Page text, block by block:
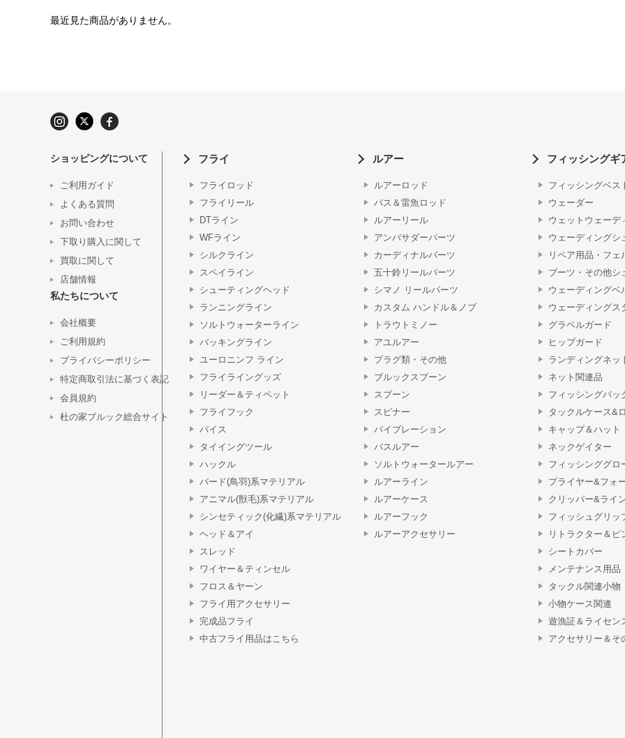
最近見た商品がありません。
ショッピングについて
ご利用ガイド
よくある質問
お問い合わせ
下取り購入に関して
買取に関して
店舗情報
私たちについて
会社概要
ご利用規約
プライバシーポリシー
特定商取引法に基づく表記
会員規約
杜の家ブルック総合サイト
フライ
フライロッド
フライリール
DTライン
WFライン
シルクライン
スペイライン
シューティングヘッド
ランニングライン
ソルトウォーターライン
バッキングライン
ユーロニンフ ライン
フライライングッズ
リーダー＆ティペット
フライフック
バイス
タイイングツール
ハックル
バード(鳥羽)系マテリアル
アニマル(獣毛)系マテリアル
シンセティック(化繊)系マテリアル
ヘッド＆アイ
スレッド
ワイヤー＆ティンセル
フロス＆ヤーン
フライ用アクセサリー
完成品フライ
中古フライ用品はこちら
ルアー
ルアーロッド
バス＆雷魚ロッド
ルアーリール
アンバサダーパーツ
カーディナルパーツ
五十鈴リールパーツ
シマノ リールパーツ
カスタム ハンドル＆ノブ
トラウトミノー
アユルアー
プラグ類・その他
ブルックスプーン
スプーン
スピナー
バイブレーション
バスルアー
ソルトウォータールアー
ルアーライン
ルアーケース
ルアーフック
ルアーアクセサリー
フィッシングギ
フィッシングベス
ウェーダー
ウェットウェーデ
ウェーディングシ
リペア用品・フェ
ブーツ・その他シ
ウェーディングベ
ウェーディングス
グラベルガード
ヒップガード
ランディングネッ
ネット関連品
フィッシングバッ
タックルケース&
キャップ＆ハット
ネックゲイター
フィッシンググロ
プライヤー&フォ
クリッパー&ライ
フィッシュグリッ
リトラクター＆ピ
シートカバー
メンテナンス用品
タックル関連小物
小物ケース関連
遊漁証＆ライセン
アクセサリー＆そ